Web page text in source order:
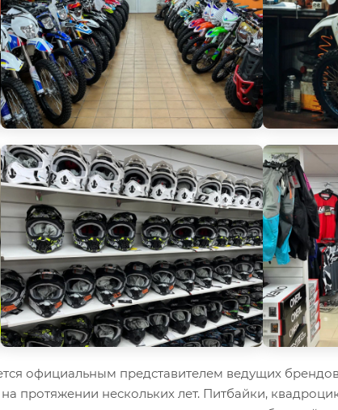
официальным представителем ведущих
протяжении нескольких лет. Питбайки,